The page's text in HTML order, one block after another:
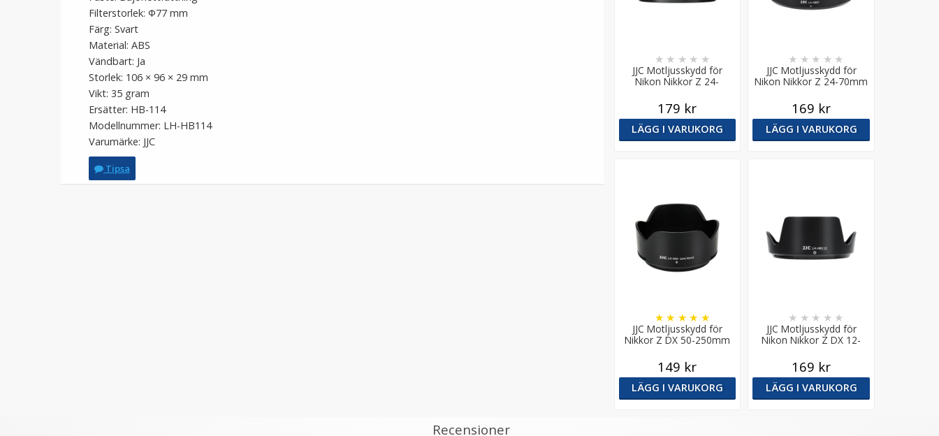
Filterstorlek: Ф77 mm
Färg: Svart
Material: ABS
Vändbart: Ja
Storlek: 106 × 96 × 29 mm
Vikt: 35 gram
Ersätter: HB-114
Modellnummer: LH-HB114
Varumärke: JJC
Tipsa
JJC Motljusskydd för
Nikon Nikkor Z 24-
400mm f/4-8 VR
★ ★ ★ ★ ★
179 kr
LÄGG I VARUKORG
JJC Motljusskydd för
Nikon Nikkor Z 24-70mm
★ ★ ★ ★ ★
169 kr
LÄGG I VARUKORG
JJC Motljusskydd för
Nikkor Z DX 50-250mm
★ ★ ★ ★ ★
149 kr
LÄGG I VARUKORG
JJC Motljusskydd för
Nikon Nikkor Z DX 12-
★ ★ ★ ★ ★
169 kr
LÄGG I VARUKORG
Recensioner